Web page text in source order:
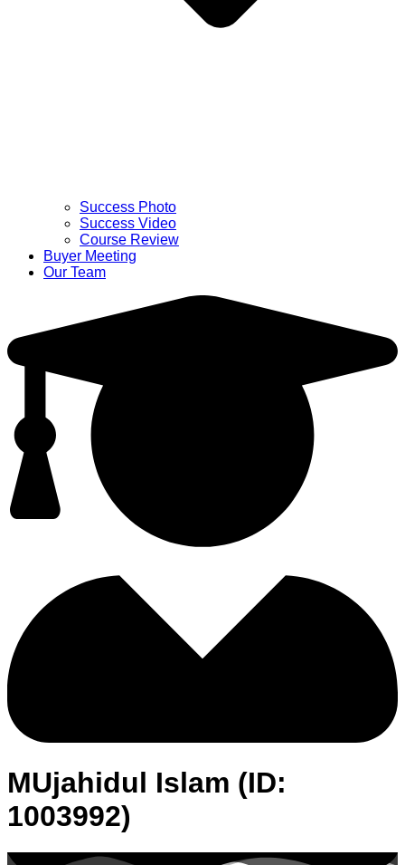
Success Photo
Success Video
Course Review
Buyer Meeting
Our Team
MUjahidul Islam (ID:
1003992)